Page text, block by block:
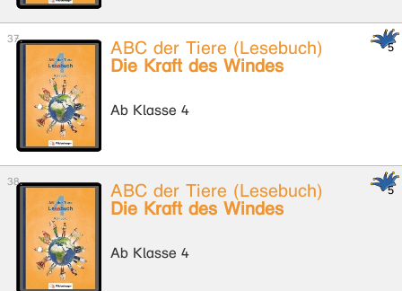
ABC der Tiere (Lesebuch)
Die Kraft des Windes
Ab Klasse 4
ABC der Tiere (Lesebuch)
Die Kraft des Windes
Ab Klasse 4